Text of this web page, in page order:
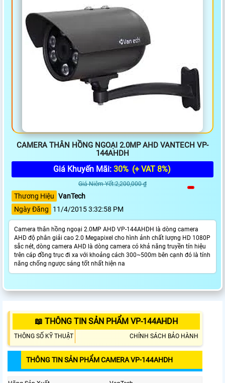
CAMERA THÂN HỒNG NGOẠI 2.0MP AHD VANTECH VP-
144AHDH
Giá Khuyến Mãi: 30% (+ VAT 8%)
Giá Niêm Yết:2,200,000 ₫
Thương Hiệu VanTech
Ngày Đăng
11/4/2015 3:32:58 PM
Camera thân hồng ngoại 2.0MP AHD VP-144AHDH là dòng camera
AHD độ phân giải cao 2.0 Megapixel cho hình ảnh chất lượng HD 1080P
sắc nét, dòng camera AHD là dòng camera có khả năng truyền tín hiệu
trên cáp đồng trục đi xa với khoảng cách 300~500m bên cạnh đó là tính
năng chống ngược sáng tốt nhất hiện na
📖 THÔNG TIN SẢN PHẨM VP-144AHDH
THÔNG SỐ KỸ THUẬT CHÍNH SÁCH BẢO HÀNH
THÔNG TIN SẢN PHẨM CAMERA VP-144AHDH